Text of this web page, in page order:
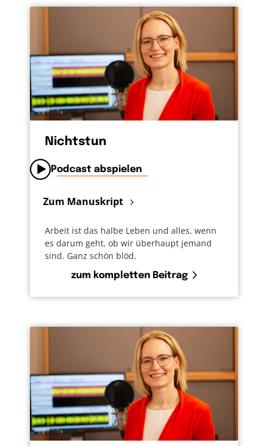
Nichtstun
Podcast abspielen
Zum Manuskript
Arbeit ist das halbe Leben und alles, wenn
es darum geht, ob wir überhaupt jemand
sind. Ganz schön blöd.
zum kompletten Beitrag